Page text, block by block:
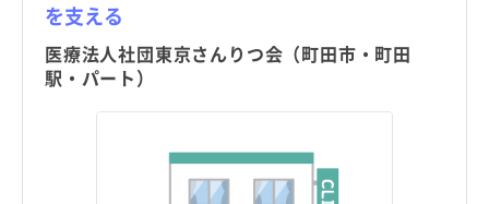
を支える
医療法人社団東京さんりつ会（町田市・町田
駅・パート）